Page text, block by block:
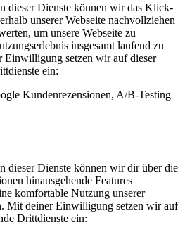
dieser Dienste können wir das Klick-
unserer Webseite nachvollziehen
um unsere Webseite zu
insgesamt laufend zu
Einwilligung setzen wir auf dieser
ein:
Kundenrezensionen, A/B-Testing
dieser Dienste können wir dir über die
hinausgehende Features
komfortable Nutzung unserer
Mit deiner Einwilligung setzen wir auf
Drittdienste ein: